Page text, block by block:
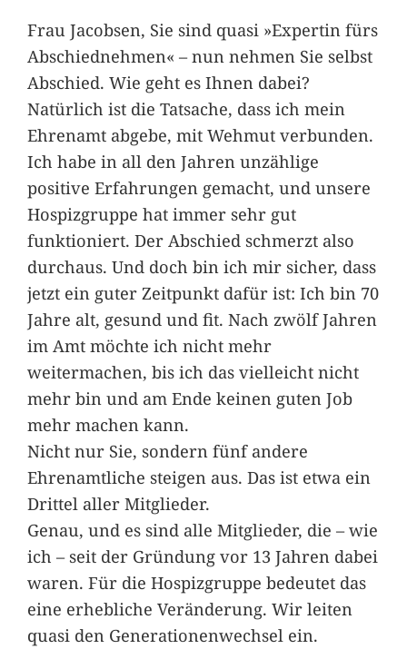
Frau Jacobsen, Sie sind quasi »Expertin fürs
Abschiednehmen« – nun nehmen Sie selbst
Abschied. Wie geht es Ihnen dabei?
Natürlich ist die Tatsache, dass ich mein
Ehrenamt abgebe, mit Wehmut verbunden.
Ich habe in all den Jahren unzählige
positive Erfahrungen gemacht, und unsere
Hospizgruppe hat immer sehr gut
funktioniert. Der Abschied schmerzt also
durchaus. Und doch bin ich mir sicher, dass
jetzt ein guter Zeitpunkt dafür ist: Ich bin 70
Jahre alt, gesund und fit. Nach zwölf Jahren
im Amt möchte ich nicht mehr
weitermachen, bis ich das vielleicht nicht
mehr bin und am Ende keinen guten Job
mehr machen kann.
Nicht nur Sie, sondern fünf andere
Ehrenamtliche steigen aus. Das ist etwa ein
Drittel aller Mitglieder.
Genau, und es sind alle Mitglieder, die – wie
ich – seit der Gründung vor 13 Jahren dabei
waren. Für die Hospizgruppe bedeutet das
eine erhebliche Veränderung. Wir leiten
quasi den Generationenwechsel ein.